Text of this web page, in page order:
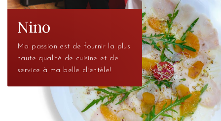
Nino
Ma passion est de fournir la plus
haute qualité de cuisine et de
service à ma belle clientèle!